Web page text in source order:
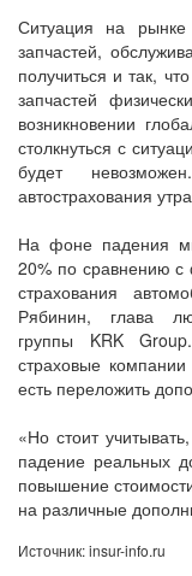
Ситуация на рынке
запчастей,
получиться и так,
запчастей
возникновении
столкнуться с
будет
автострахования
На фоне падения
20% по сравнению с
страхования
Рябинин, глава
группы KRK
страховые
есть переложить
«Но стоит
падение реальных
повышение
на различные
Источник: insur-info.ru